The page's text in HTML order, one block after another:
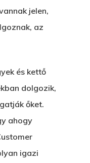
jelen,
az
és kettő
dolgozik,
őket.
ahogy
igazi